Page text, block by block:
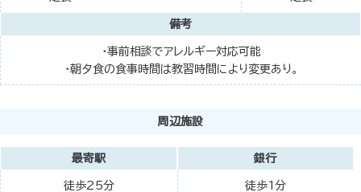
備考
・事前相談でアレルギー対応可能
・朝夕食の食事時間は教習時間により変更あり。
周辺施設
最寄駅
徒歩25分
銀行
徒歩1分